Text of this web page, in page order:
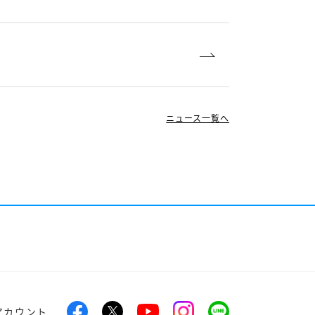
ニュース一覧へ
ウント